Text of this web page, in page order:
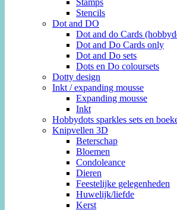
Stencils
Dot and DO
Dot and do Cards
Dot and Do Cards only
Dot and Do sets
Dots en Do coloursets
Dotty design
Inkt / expanding mousse
Expanding mousse
Inkt
Hobbydots sparkles sets en
Knipvellen 3D
Beterschap
Bloemen
Condoleance
Dieren
Feestelijke gelegenheden
Huwelijk/liefde
Kerst